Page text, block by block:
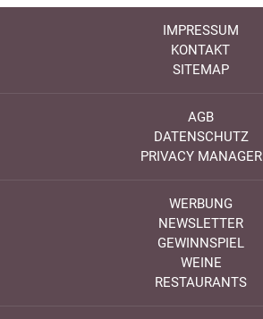
IMPRESSUM
KONTAKT
SITEMAP
AGB
DATENSCHUTZ
PRIVACY MANAGER
WERBUNG
NEWSLETTER
GEWINNSPIEL
WEINE
RESTAURANTS